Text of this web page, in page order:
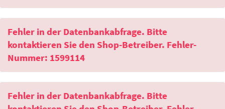
Fehler in der Datenbankabfrage. Bitte
kontaktieren Sie den Shop-Betreiber. Fehler-
Nummer: 1599114
Fehler in der Datenbankabfrage. Bitte